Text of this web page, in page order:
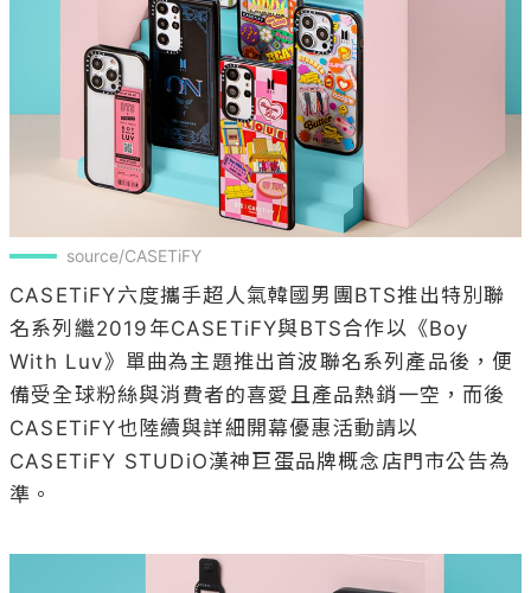
source/CASETiFY
CASETiFY六度攜手超人氣韓國男團BTS推出特別聯
名系列繼2019年CASETiFY與BTS合作以《Boy
With Luv》單曲為主題推出首波聯名系列產品後，便
備受全球粉絲與消費者的喜愛且產品熱銷一空，而後
CASETiFY也陸續與詳細開幕優惠活動請以
CASETiFY STUDiO漢神巨蛋品牌概念店門市公告為
準。